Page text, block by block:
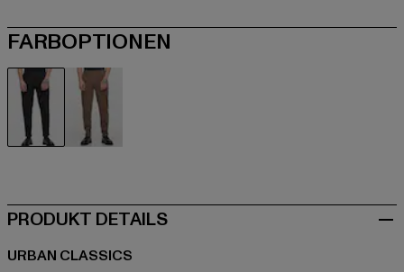
FARBOPTIONEN
PRODUKT DETAILS
URBAN CLASSICS